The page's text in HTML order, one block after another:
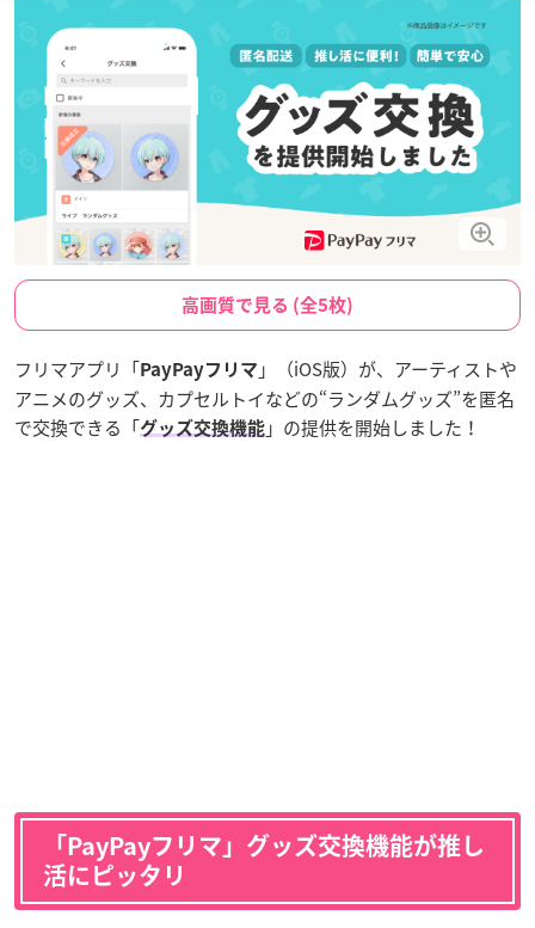
高画質で見る (全5枚)
フリマアプリ「PayPayフリマ 」（iOS版）が、アーティストや
アニメのグッズ、カプセルトイなどの“ランダムグッズ”を匿名
で交換できる「グッズ交換機能 」の提供を開始しました！
「PayPayフリマ 」グッズ交換機能が推し
活にピッタリ